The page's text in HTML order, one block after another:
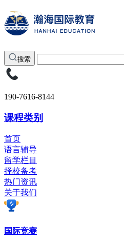
搜索
190-7616-8144
课程类别
首页
语言辅导
留学栏目
择校备考
热门资讯
关于我们
国际竞赛